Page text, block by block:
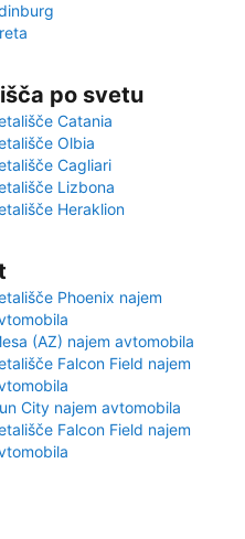
po svetu
Catania
Olbia
Cagliari
Lizbona
Heraklion
Phoenix najem
(AZ) najem avtomobila
Falcon Field najem
City najem avtomobila
Falcon Field najem